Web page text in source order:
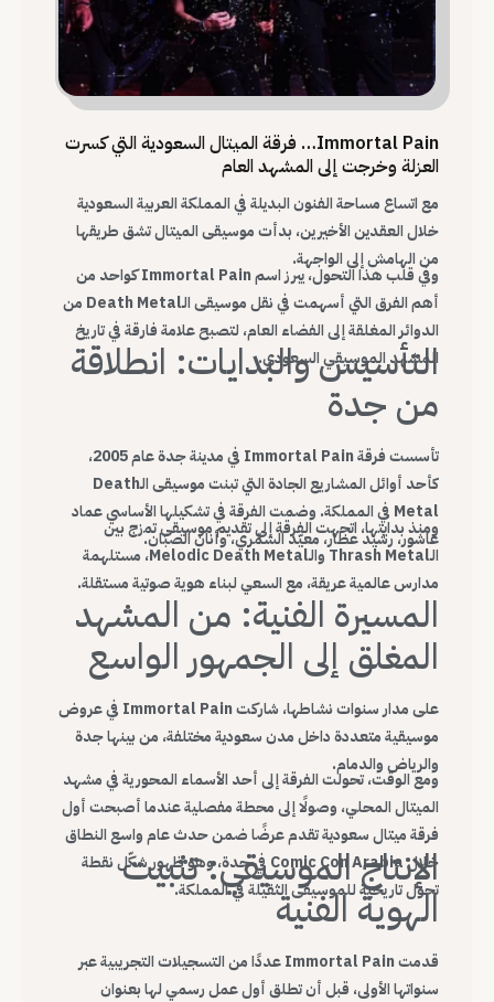
Immortal Pain… فرقة الميتال السعودية التي كسرت
العزلة وخرجت إلى المشهد العام
مع اتساع مساحة الفنون البديلة في المملكة العربية السعودية
خلال العقدين الأخيرين، بدأت موسيقى الميتال تشق طريقها
من الهامش إلى الواجهة.
وفي قلب هذا التحول، يبرز اسم Immortal Pain كواحد من
أهم الفرق التي أسهمت في نقل موسيقى الـDeath Metal من
الدوائر المغلقة إلى الفضاء العام، لتصبح علامة فارقة في تاريخ
المشهد الموسيقي السعودي.
التأسيس والبدايات: انطلاقة
من جدة
تأسست فرقة Immortal Pain في مدينة جدة عام 2005،
كأحد أوائل المشاريع الجادة التي تبنت موسيقى الـDeath
Metal في المملكة. وضمت الفرقة في تشكيلها الأساسي عماد
عاشور، رشيد عطار، معيّد الشمّري، وأنان الصبّان.
ومنذ بدايتها، اتجهت الفرقة إلى تقديم موسيقى تمزج بين
الـThrash Metal والـMelodic Death Metal، مستلهمة
مدارس عالمية عريقة، مع السعي لبناء هوية صوتية مستقلة.
المسيرة الفنية: من المشهد
المغلق إلى الجمهور الواسع
على مدار سنوات نشاطها، شاركت Immortal Pain في عروض
موسيقية متعددة داخل مدن سعودية مختلفة، من بينها جدة
والرياض والدمام.
ومع الوقت، تحولت الفرقة إلى أحد الأسماء المحورية في مشهد
الميتال المحلي، وصولًا إلى محطة مفصلية عندما أصبحت أول
فرقة ميتال سعودية تقدم عرضًا ضمن حدث عام واسع النطاق
خلال Comic Con Arabia في جدة، وهو ظهور شكّل نقطة
تحول تاريخية للموسيقى الثقيلة في المملكة.
الإنتاج الموسيقي: تثبيت
الهوية الفنية
قدمت Immortal Pain عددًا من التسجيلات التجريبية عبر
سنواتها الأولى، قبل أن تطلق أول عمل رسمي لها بعنوان